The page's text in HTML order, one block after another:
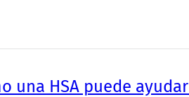
una HSA puede